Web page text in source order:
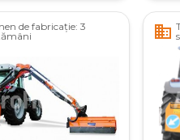
de fabricație: 3
business